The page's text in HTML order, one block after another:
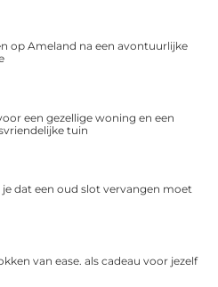
op Ameland na een avontuurlijke
een gezellige woning en een
tuin
je dat een oud slot vervangen moet
van ease. als cadeau voor jezelf